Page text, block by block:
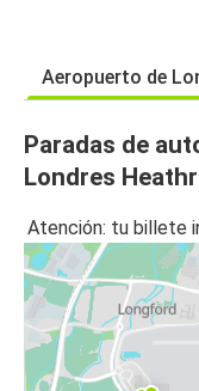
Aeropuerto de
Paradas de
Londres
Atención: tu billete